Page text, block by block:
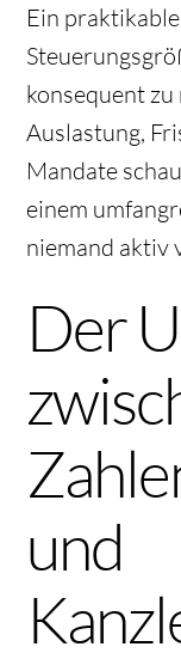
Ein
konsequent
Auslastung,
Mandate
einem
niemand aktiv
Der
und